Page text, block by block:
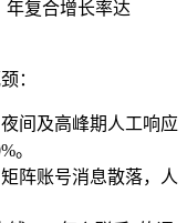
年复合增长率达
：
间及高峰期人工响应
。
阵账号消息散落，人